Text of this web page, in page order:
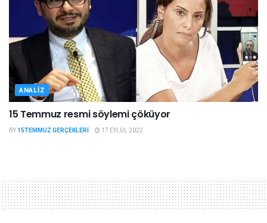
ANALIZ
15 Temmuz resmi söylemi çöküyor
BY 15TEMMUZ GERÇEKLERI 17 EYLÜL 2022